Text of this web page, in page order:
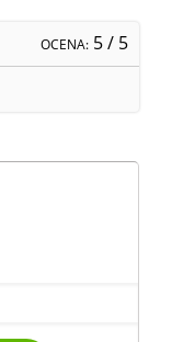
OCENA: 5/ 5